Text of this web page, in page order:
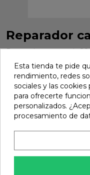
Reparador
Reparador carrocería
Marca: Hudy
16,56 €
share Compartir
Esta tienda te pide
rendimiento, redes
sociales y las
para ofrecerte
personalizados.
procesamiento de